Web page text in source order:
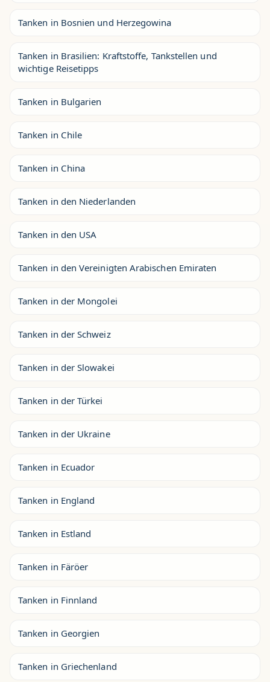
Tanken in Bosnien und Herzegowina
Tanken in Brasilien: Kraftstoffe, Tankstellen und
wichtige Reisetipps
Tanken in Bulgarien
Tanken in Chile
Tanken in China
Tanken in den Niederlanden
Tanken in den USA
Tanken in den Vereinigten Arabischen Emiraten
Tanken in der Mongolei
Tanken in der Schweiz
Tanken in der Slowakei
Tanken in der Türkei
Tanken in der Ukraine
Tanken in Ecuador
Tanken in England
Tanken in Estland
Tanken in Färöer
Tanken in Finnland
Tanken in Georgien
Tanken in Griechenland